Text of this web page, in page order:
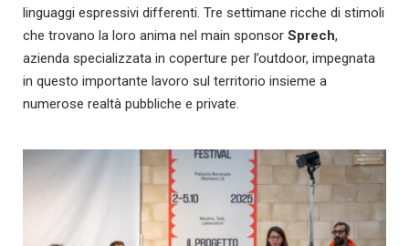
linguaggi espressivi differenti. Tre settimane ricche di stimoli
che trovano la loro anima nel main sponsor Sprech,
azienda specializzata in coperture per l’outdoor, impegnata
in questo importante lavoro sul territorio insieme a
numerose realtà pubbliche e private.